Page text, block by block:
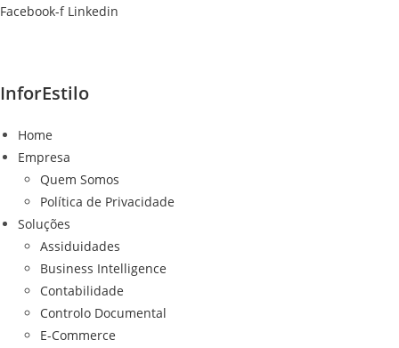
Ir
Facebook-f Linkedin
InforEstilo
Home
Empresa
Quem Somos
Política de Privacidade
Soluções
Assiduidades
Business Intelligence
Contabilidade
Controlo Documental
E-Commerce